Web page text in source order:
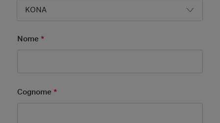
KONA
Nome *Mandatory Field
Cognome *Mandatory Field